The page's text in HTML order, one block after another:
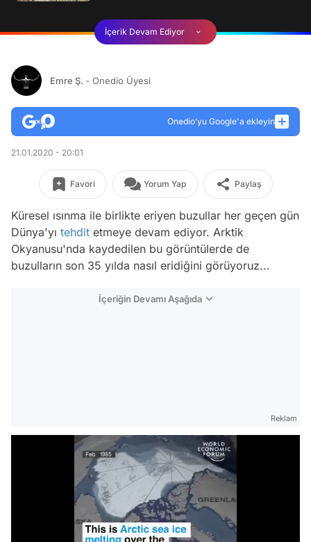
İçerik Devam Ediyor
Emre Ş. - Onedio Üyesi
Onedio’yu Google'a ekleyin
21.01.2020 - 20:01
Favori Yorum Yap Paylaş
Küresel ısınma ile birlikte eriyen buzullar her geçen gün
Dünya'yı tehdit etmeye devam ediyor. Arktik
Okyanusu'nda kaydedilen bu görüntülerde de
buzulların son 35 yılda nasıl eridiğini görüyoruz...
İçeriğin Devamı Aşağıda
Reklam